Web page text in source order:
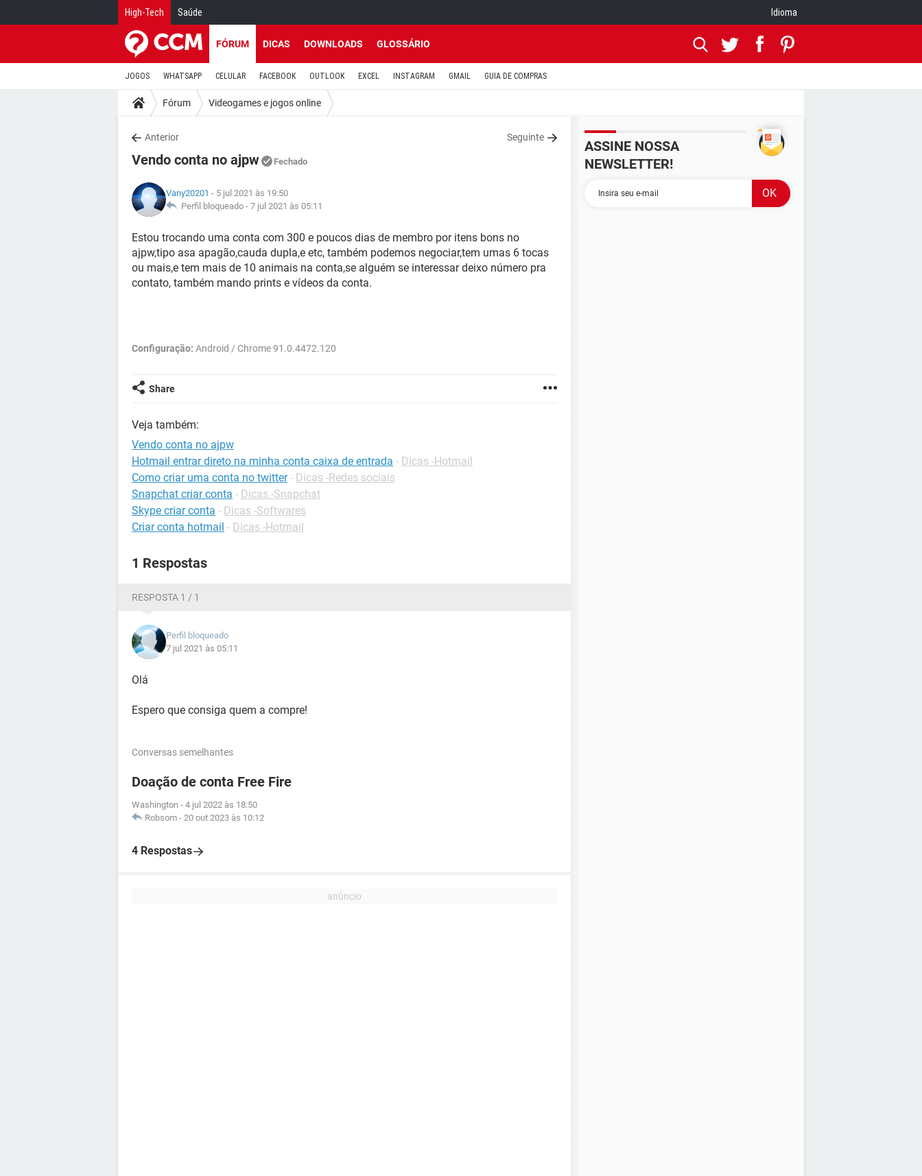
High-Tech Saúde Idioma
FÓRUM DICAS DOWNLOADS GLOSSÁRIO
JOGOS WHATSAPP CELULAR FACEBOOK OUTLOOK EXCEL INSTAGRAM GMAIL GUIA DE COMPRAS
Fórum Videogames e jogos online
Anterior Seguinte
Vendo conta no ajpw Fechado
Vany20201 - 5 jul 2021 às 19:50
Perfil bloqueado - 7 jul 2021 às 05:11
Estou trocando uma conta com 300 e poucos dias de membro por itens bons no
ajpw,tipo asa apagão,cauda dupla,e etc, também podemos negociar,tem umas 6 tocas
ou mais,e tem mais de 10 animais na conta,se alguém se interessar deixo número pra
contato, também mando prints e vídeos da conta.
Configuração: Android / Chrome 91.0.4472.120
Share
Veja também:
Vendo conta no ajpw
Hotmail entrar direto na minha conta caixa de entrada - Dicas -Hotmail
Como criar uma conta no twitter - Dicas -Redes sociais
Snapchat criar conta - Dicas -Snapchat
Skype criar conta - Dicas -Softwares
Criar conta hotmail - Dicas -Hotmail
1 Respostas
RESPOSTA 1 / 1
Perfil bloqueado
7 jul 2021 às 05:11
Olá
Espero que consiga quem a compre!
Conversas semelhantes
Doação de conta Free Fire
Washington - 4 jul 2022 às 18:50
Robsom - 20 out 2023 às 10:12
4 Respostas
ASSINE NOSSA
NEWSLETTER!